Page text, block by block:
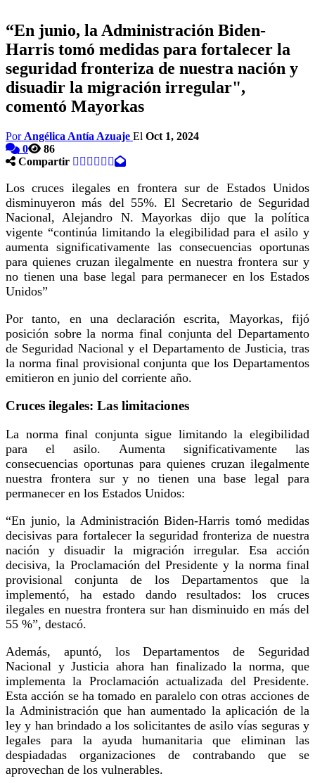
“En junio, la Administración Biden-
Harris tomó medidas para fortalecer la
seguridad fronteriza de nuestra nación y
disuadir la migración irregular",
comentó Mayorkas
Por Angélica Antía Azuaje El Oct 1, 2024
0
86
Compartir
Los cruces ilegales en frontera sur de Estados Unidos
disminuyeron más del 55%. El Secretario de Seguridad
Nacional, Alejandro N. Mayorkas dijo que la política
vigente “continúa limitando la elegibilidad para el asilo y
aumenta significativamente las consecuencias oportunas
para quienes cruzan ilegalmente en nuestra frontera sur y
no tienen una base legal para permanecer en los Estados
Unidos”
Por tanto, en una declaración escrita, Mayorkas, fijó
posición sobre la norma final conjunta del Departamento
de Seguridad Nacional y el Departamento de Justicia, tras
la norma final provisional conjunta que los Departamentos
emitieron en junio del corriente año.
Cruces ilegales: Las limitaciones
La norma final conjunta sigue limitando la elegibilidad
para el asilo. Aumenta significativamente las
consecuencias oportunas para quienes cruzan ilegalmente
nuestra frontera sur y no tienen una base legal para
permanecer en los Estados Unidos:
“En junio, la Administración Biden-Harris tomó medidas
decisivas para fortalecer la seguridad fronteriza de nuestra
nación y disuadir la migración irregular. Esa acción
decisiva, la Proclamación del Presidente y la norma final
provisional conjunta de los Departamentos que la
implementó, ha estado dando resultados: los cruces
ilegales en nuestra frontera sur han disminuido en más del
55 %”, destacó.
Además, apuntó, los Departamentos de Seguridad
Nacional y Justicia ahora han finalizado la norma, que
implementa la Proclamación actualizada del Presidente.
Esta acción se ha tomado en paralelo con otras acciones de
la Administración que han aumentado la aplicación de la
ley y han brindado a los solicitantes de asilo vías seguras y
legales para la ayuda humanitaria que eliminan las
despiadadas organizaciones de contrabando que se
aprovechan de los vulnerables.